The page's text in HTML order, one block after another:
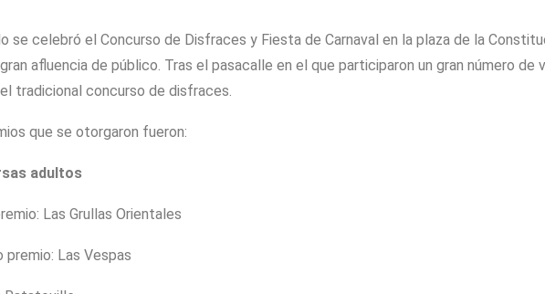
se celebró el Concurso de Disfraces y Fiesta de Carnaval en la plaza de la
afluencia de público. Tras el pasacalle en el que participaron un gran número de
tradicional concurso de disfraces.
que se otorgaron fueron:
adultos
Las Grullas Orientales
premio: Las Vespas